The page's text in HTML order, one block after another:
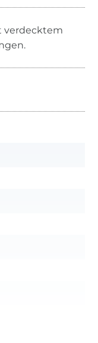
verdecktem